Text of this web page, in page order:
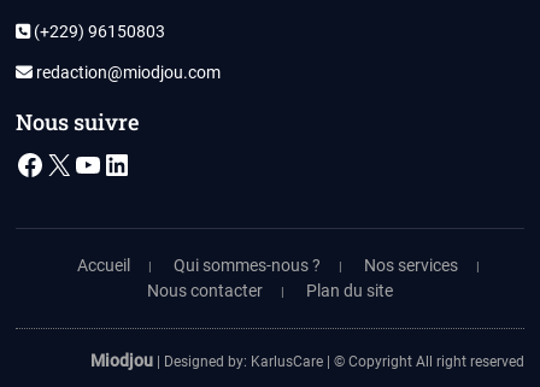
(+229) 96150803
redaction@miodjou.com
Nous suivre
Facebook
X YouTube
LinkedIn
Accueil Qui sommes-nous ?
Nos services
Nous contacter
Plan du site
Miodjou| Designed by: KarlusCare| © Copyright All right reserved